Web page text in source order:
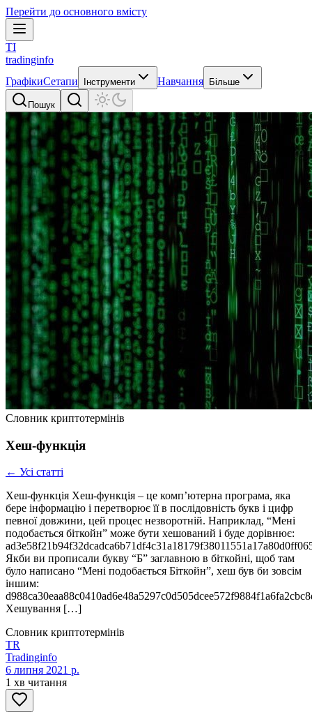
Перейти до основного вмісту
TI
tradinginfo
ГрафікиСетапи Інструменти Навчання Більше
Пошук
Словник криптотермінів
Хеш-функція
← Усі статті
Хеш-функція Хеш-функція – це комп’ютерна програма, яка
бере інформацію і перетворює її в послідовність букв і цифр
певної довжини, цей процес незворотній. Наприклад, “Мені
подобається біткойн” може бути хешований і буде дорівнює:
Якби ви прописали букву “Б” заглавною в біткойні, щоб там
було написано “Мені подобається Біткойн”, хеш був би зовсім
іншим:
Хешування […]
Словник криптотермінів
TR
Tradinginfo
6 липня 2021 р.
1 хв читання